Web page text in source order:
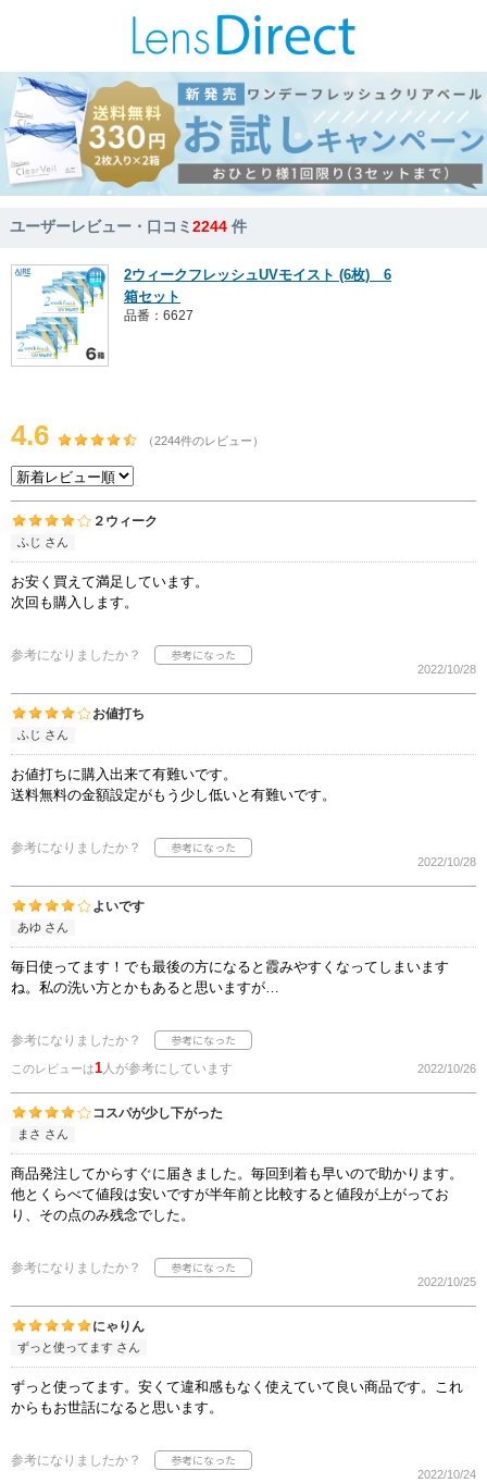
ユーザーレビュー・口コミ2244 件
2ウィークフレッシュUVモイスト (6枚) 6
箱セット
品番：6627
4.6 （2244件のレビュー）
２ウィーク
ふじ さん
お安く買えて満足しています。
次回も購入します。
参考になりましたか？
2022/10/28
お値打ち
ふじ さん
お値打ちに購入出来て有難いです。
送料無料の金額設定がもう少し低いと有難いです。
参考になりましたか？
2022/10/28
よいです
あゆ さん
毎日使ってます！でも最後の方になると霞みやすくなってしまいます
ね。私の洗い方とかもあると思いますが…
参考になりましたか？
このレビューは1人が参考にしています 2022/10/26
コスパが少し下がった
まさ さん
商品発注してからすぐに届きました。毎回到着も早いので助かります。
他とくらべて値段は安いですが半年前と比較すると値段が上がってお
り、その点のみ残念でした。
参考になりましたか？
2022/10/25
にゃりん
ずっと使ってます さん
ずっと使ってます。安くて違和感もなく使えていて良い商品です。これ
からもお世話になると思います。
参考になりましたか？
2022/10/24